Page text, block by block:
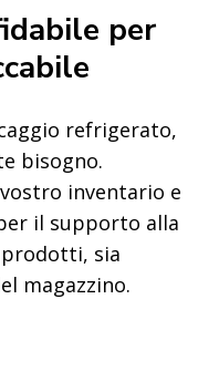
per
refrigerato,
bisogno.
inventario e
il supporto alla
sia
magazzino.